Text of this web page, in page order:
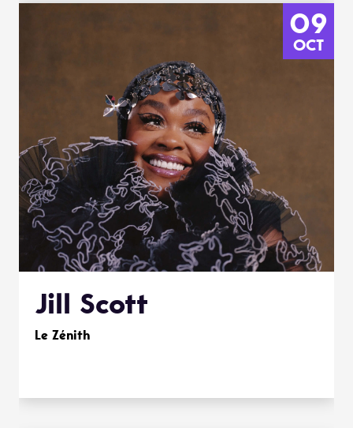
09
OCT
Jill Scott
Le Zénith